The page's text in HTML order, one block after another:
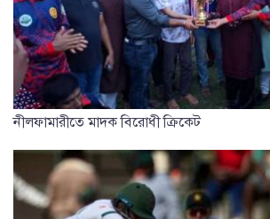
নীলফামারীতে মাদক বিরোধী ক্রিকেট